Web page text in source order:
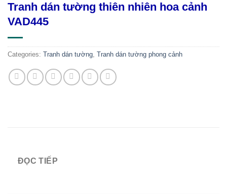
Tranh dán tường thiên nhiên hoa cảnh
VAD445
Categories: Tranh dán tường, Tranh dán tường phong cảnh
ĐỌC TIẾP